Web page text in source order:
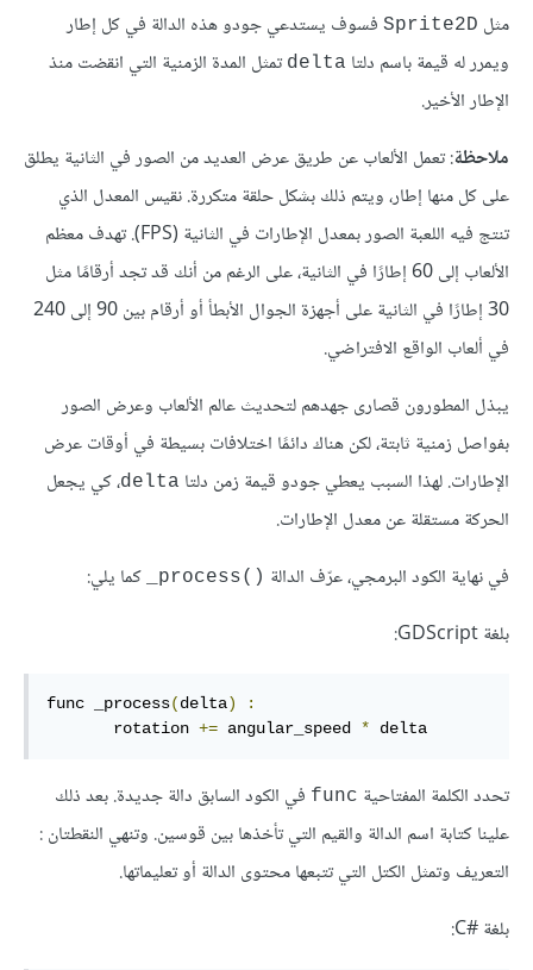
مثل Sprite2D فسوف يستدعي جودو هذه الدالة في كل إطار
ويمرر له قيمة باسم دلتا delta تمثل المدة الزمنية التي انقضت منذ
الإطار الأخير.
ملاحظة: تعمل الألعاب عن طريق عرض العديد من الصور في الثانية يطلق
على كل منها إطار، ويتم ذلك بشكل حلقة متكررة. نقيس المعدل الذي
تنتج فيه اللعبة الصور بمعدل الإطارات في الثانية (FPS). تهدف معظم
الألعاب إلى 60 إطارًا في الثانية، على الرغم من أنك قد تجد أرقامًا مثل
30 إطارًا في الثانية على أجهزة الجوال الأبطأ أو أرقام بين 90 إلى 240
في ألعاب الواقع الافتراضي.
يبذل المطورون قصارى جهدهم لتحديث عالم الألعاب وعرض الصور
بفواصل زمنية ثابتة، لكن هناك دائمًا اختلافات بسيطة في أوقات عرض
الإطارات. لهذا السبب يعطي جودو قيمة زمن دلتا delta، كي يجعل
الحركة مستقلة عن معدل الإطارات.
في نهاية الكود البرمجي، عرّف الدالة ‎_process()‎
كما يلي:
بلغة GDScript:
func _process(delta)
:
       rotation
+= angular_speed * delta
تحدد الكلمة المفتاحية func في الكود السابق دالة جديدة. بعد ذلك
علينا كتابة اسم الدالة والقيم التي تأخذها بين قوسين. وتنهي النقطتان:
التعريف وتمثل الكتل التي تتبعها محتوى الدالة أو تعليماتها.
بلغة C#‎: